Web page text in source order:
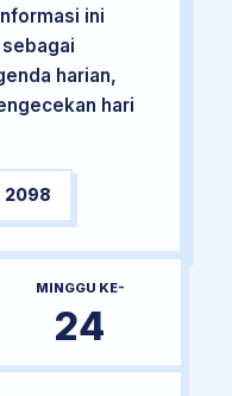
ini
harian,
hari
2098
MINGGU KE-
24